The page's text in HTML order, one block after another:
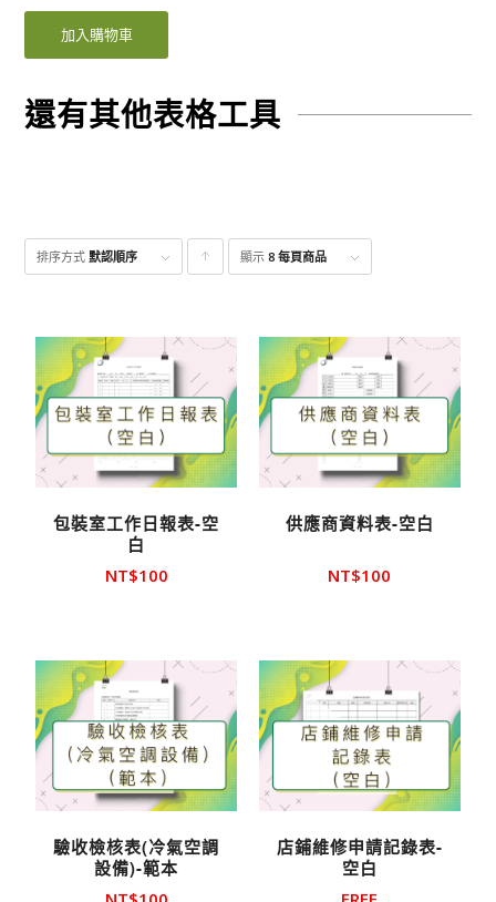
加入購物車
還有其他表格工具
排序方式默認順序 點
品
顯示8 每頁商品
包裝室工作日報表-空
白
NT$100
供應商資料表-空白
NT$100
驗收檢核表(冷氣空調
設備)-範本
店鋪維修申請記錄表-
空白